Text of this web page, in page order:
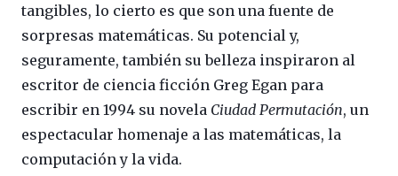
tangibles, lo cierto es que son una fuente de
sorpresas matemáticas. Su potencial y,
seguramente, también su belleza inspiraron al
escritor de ciencia ficción Greg Egan para
escribir en 1994 su novela Ciudad Permutación, un
espectacular homenaje a las matemáticas, la
computación y la vida.